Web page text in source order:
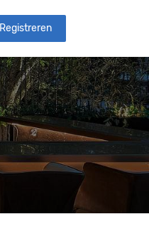
Registreren